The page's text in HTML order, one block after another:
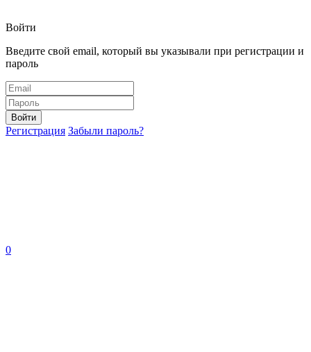
Войти
Введите свой email, который вы указывали при регистрации и
пароль
Войти
Регистрация Забыли пароль?
0